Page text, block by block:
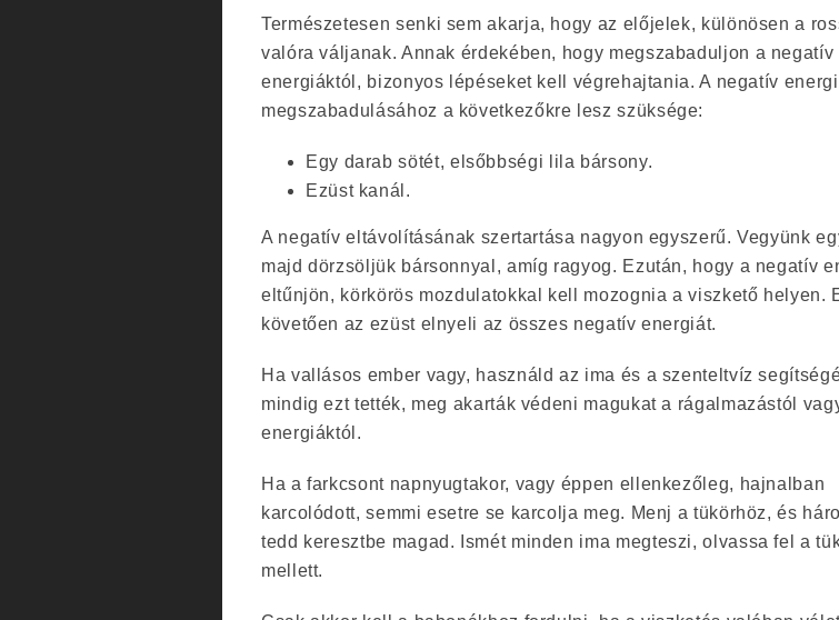
Természetesen senki sem akarja, hogy az előjelek, különösen a
valóra váljanak. Annak érdekében, hogy megszabaduljon a negatív
energiáktól, bizonyos lépéseket kell végrehajtania. A negatív
megszabadulásához a következőkre lesz szüksége:
Egy darab sötét, elsőbbségi lila bársony.
Ezüst kanál.
A negatív eltávolításának szertartása nagyon egyszerű. Vegyünk
majd dörzsöljük bársonnyal, amíg ragyog. Ezután, hogy a negatív
eltűnjön, körkörös mozdulatokkal kell mozognia a viszkető helyen.
követően az ezüst elnyeli az összes negatív energiát.
Ha vallásos ember vagy, használd az ima és a szenteltvíz
mindig ezt tették, meg akarták védeni magukat a rágalmazástól
energiáktól.
Ha a farkcsont napnyugtakor, vagy éppen ellenkezőleg, hajnalban
karcolódott, semmi esetre se karcolja meg. Menj a tükörhöz, és
tedd keresztbe magad. Ismét minden ima megteszi, olvassa fel a
mellett.